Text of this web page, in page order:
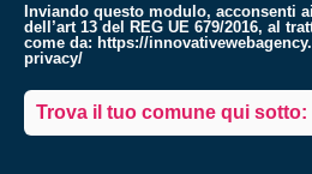
Inviando questo modulo, acconsenti
dell’art 13 del REG UE 679/2016, al
come da: https://
privacy/
Trova il tuo comune qui sotto: